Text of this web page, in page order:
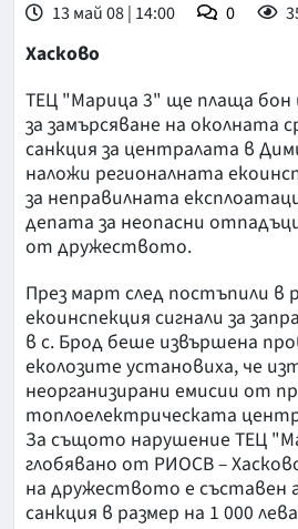
13 май 08 | 14:00 0
Хасково
ТЕЦ "Марица 3" ще плаща бон
за замърсяване на околната
санкция за централата в
наложи регионалната
за неправилната
депата за неопасни
от дружеството.
През март след постъпили в
екоинспекция сигнали за
в с. Брод беше извършена
еколозите установиха, че
неорганизирани емисии от
топлоелектрическата
За същото нарушение ТЕЦ
глобявано от РИОСВ –
на дружеството е съставен
санкция в размер на 1 000